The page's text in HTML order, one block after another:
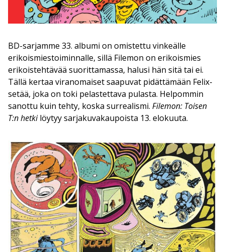
BD-sarjamme 33. albumi on omistettu vinkeälle
erikoismiestoiminnalle, sillä Filemon on erikoismies
erikoistehtävää suorittamassa, halusi hän sitä tai ei.
Tällä kertaa viranomaiset saapuvat pidättämään Felix-
setää, joka on toki pelastettava pulasta. Helpommin
sanottu kuin tehty, koska surrealismi. Filemon: Toisen
T:n hetkilöytyy sarjakuvakaupoista 13. elokuuta.